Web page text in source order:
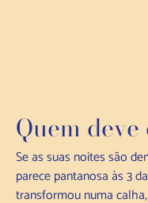
Quem
Se as suas noites são
parece pantanosa às 3
transformou numa